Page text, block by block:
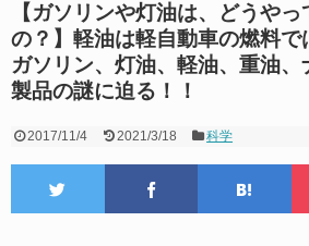
【ガソリンや灯油は、どうや
の？】軽油は軽自動車の燃料で
ガソリン、灯油、軽油、重油
製品の謎に迫る！！
2017/11/4 2021/3/18 科学